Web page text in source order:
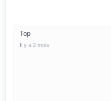
Top
Il y a 2 mois